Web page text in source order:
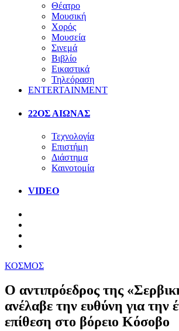
Θέατρο
Μουσική
Χορός
Μουσεία
Σινεμά
Βιβλίο
Εικαστικά
Τηλεόραση
ENTERTAINMENT
22ΟΣ ΑΙΩΝΑΣ
Τεχνολογία
Επιστήμη
Διάστημα
Καινοτομία
VIDEO
ΚΟΣΜΟΣ
Ο αντιπρόεδρος της
ανέλαβε την ευθύνη για την
επίθεση στο βόρειο Κόσοβο